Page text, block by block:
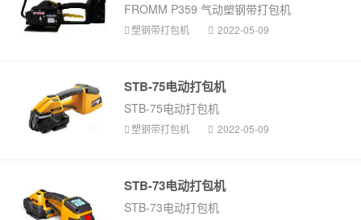
FROMM P359 气动塑钢带打包机
塑钢带打包机 2022-05-09
STB-75电动打包机
STB-75电动打包机
塑钢带打包机 2022-05-09
STB-73电动打包机
STB-73电动打包机